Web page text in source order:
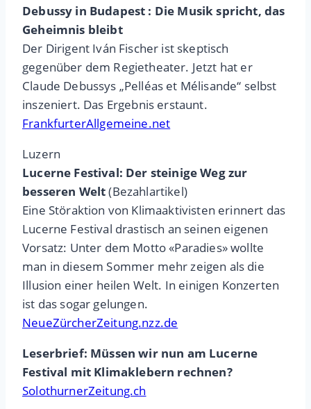
Debussy in Budapest : Die Musik spricht, das
Geheimnis bleibt
Der Dirigent Iván Fischer ist skeptisch
gegenüber dem Regietheater. Jetzt hat er
Claude Debussys „Pelléas et Mélisande“ selbst
inszeniert. Das Ergebnis erstaunt.
FrankfurterAllgemeine.net
Luzern
Lucerne Festival: Der steinige Weg zur
besseren Welt(Bezahlartikel)
Eine Störaktion von Klimaaktivisten erinnert das
Lucerne Festival drastisch an seinen eigenen
Vorsatz: Unter dem Motto «Paradies» wollte
man in diesem Sommer mehr zeigen als die
Illusion einer heilen Welt. In einigen Konzerten
ist das sogar gelungen.
NeueZürcherZeitung.nzz.de
Leserbrief: Müssen wir nun am Lucerne
Festival mit Klimaklebern rechnen?
SolothurnerZeitung.ch